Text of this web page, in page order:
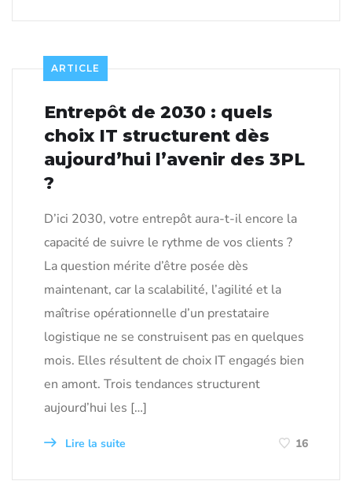
ARTICLE
Entrepôt de 2030 : quels
choix IT structurent dès
aujourd’hui l’avenir des 3PL
?
D’ici 2030, votre entrepôt aura-t-il encore la
capacité de suivre le rythme de vos clients ?
La question mérite d’être posée dès
maintenant, car la scalabilité, l’agilité et la
maîtrise opérationnelle d’un prestataire
logistique ne se construisent pas en quelques
mois. Elles résultent de choix IT engagés bien
en amont. Trois tendances structurent
aujourd’hui les […]
Lire la suite 16